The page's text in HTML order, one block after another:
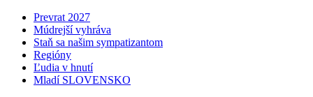
Prevrat 2027
Múdrejší vyhráva
Staň sa našim sympatizantom
Regióny
Ľudia v hnutí
Mladí SLOVENSKO